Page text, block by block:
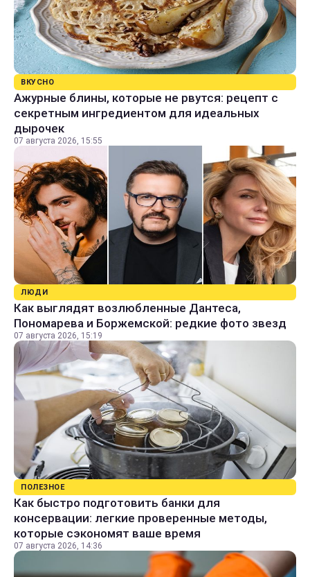
ВКУСНО
Ажурные блины, которые не рвутся: рецепт с
секретным ингредиентом для идеальных
дырочек
07 августа 2026, 15:55
ЛЮДИ
Как выглядят возлюбленные Дантеса,
Пономарева и Боржемской: редкие фото звезд
07 августа 2026, 15:19
ПОЛЕЗНОЕ
Как быстро подготовить банки для
консервации: легкие проверенные методы,
которые сэкономят ваше время
07 августа 2026, 14:36